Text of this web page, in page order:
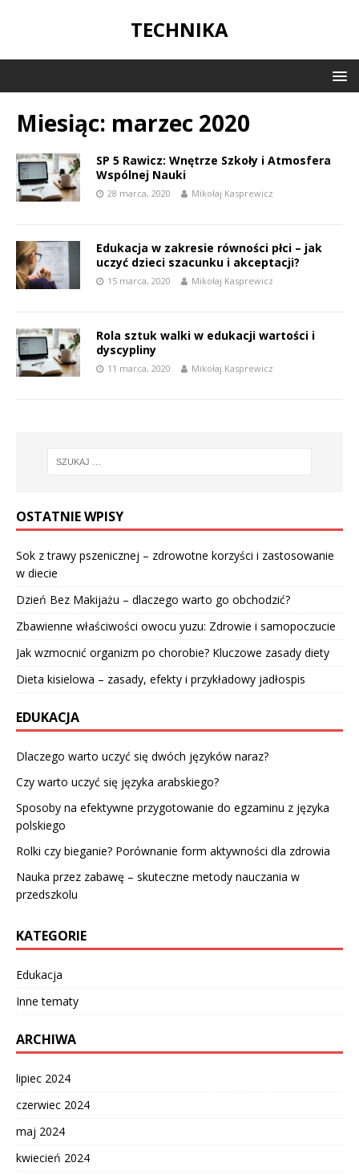
TECHNIKA
Miesiąc: marzec 2020
SP 5 Rawicz: Wnętrze Szkoły i Atmosfera
Wspólnej Nauki
28 marca, 2020 Mikołaj Kasprewicz
Edukacja w zakresie równości płci – jak
uczyć dzieci szacunku i akceptacji?
15 marca, 2020 Mikołaj Kasprewicz
Rola sztuk walki w edukacji wartości i
dyscypliny
11 marca, 2020 Mikołaj Kasprewicz
OSTATNIE WPISY
Sok z trawy pszenicznej – zdrowotne korzyści i zastosowanie
w diecie
Dzień Bez Makijażu – dlaczego warto go obchodzić?
Zbawienne właściwości owocu yuzu: Zdrowie i samopoczucie
Jak wzmocnić organizm po chorobie? Kluczowe zasady diety
Dieta kisielowa – zasady, efekty i przykładowy jadłospis
EDUKACJA
Dlaczego warto uczyć się dwóch języków naraz?
Czy warto uczyć się języka arabskiego?
Sposoby na efektywne przygotowanie do egzaminu z języka
polskiego
Rolki czy bieganie? Porównanie form aktywności dla zdrowia
Nauka przez zabawę – skuteczne metody nauczania w
przedszkolu
KATEGORIE
Edukacja
Inne tematy
ARCHIWA
lipiec 2024
czerwiec 2024
maj 2024
kwiecień 2024